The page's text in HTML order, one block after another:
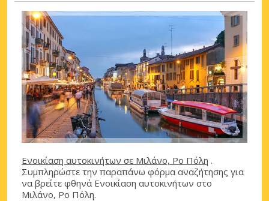
Ενοικίαση αυτοκινήτων σε Μιλάνο, Ρο Πόλη .
Συμπληρώστε την παραπάνω φόρμα αναζήτησης για
να βρείτε φθηνά Ενοικίαση αυτοκινήτων στο
Μιλάνο, Ρο Πόλη.